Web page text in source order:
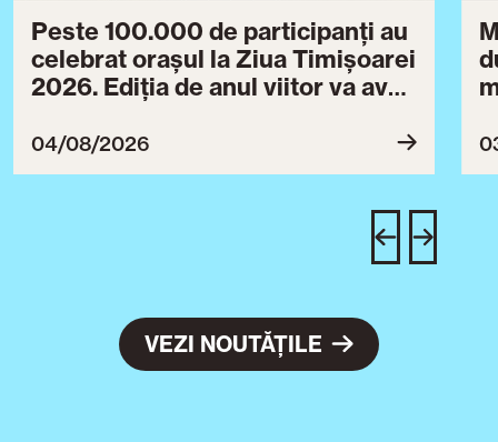
Peste 100.000 de participanți au
celebrat orașul la Ziua Timișoarei
2026. Ediția de anul viitor va avea
04/08/2026
VEZI NOUTĂȚILE